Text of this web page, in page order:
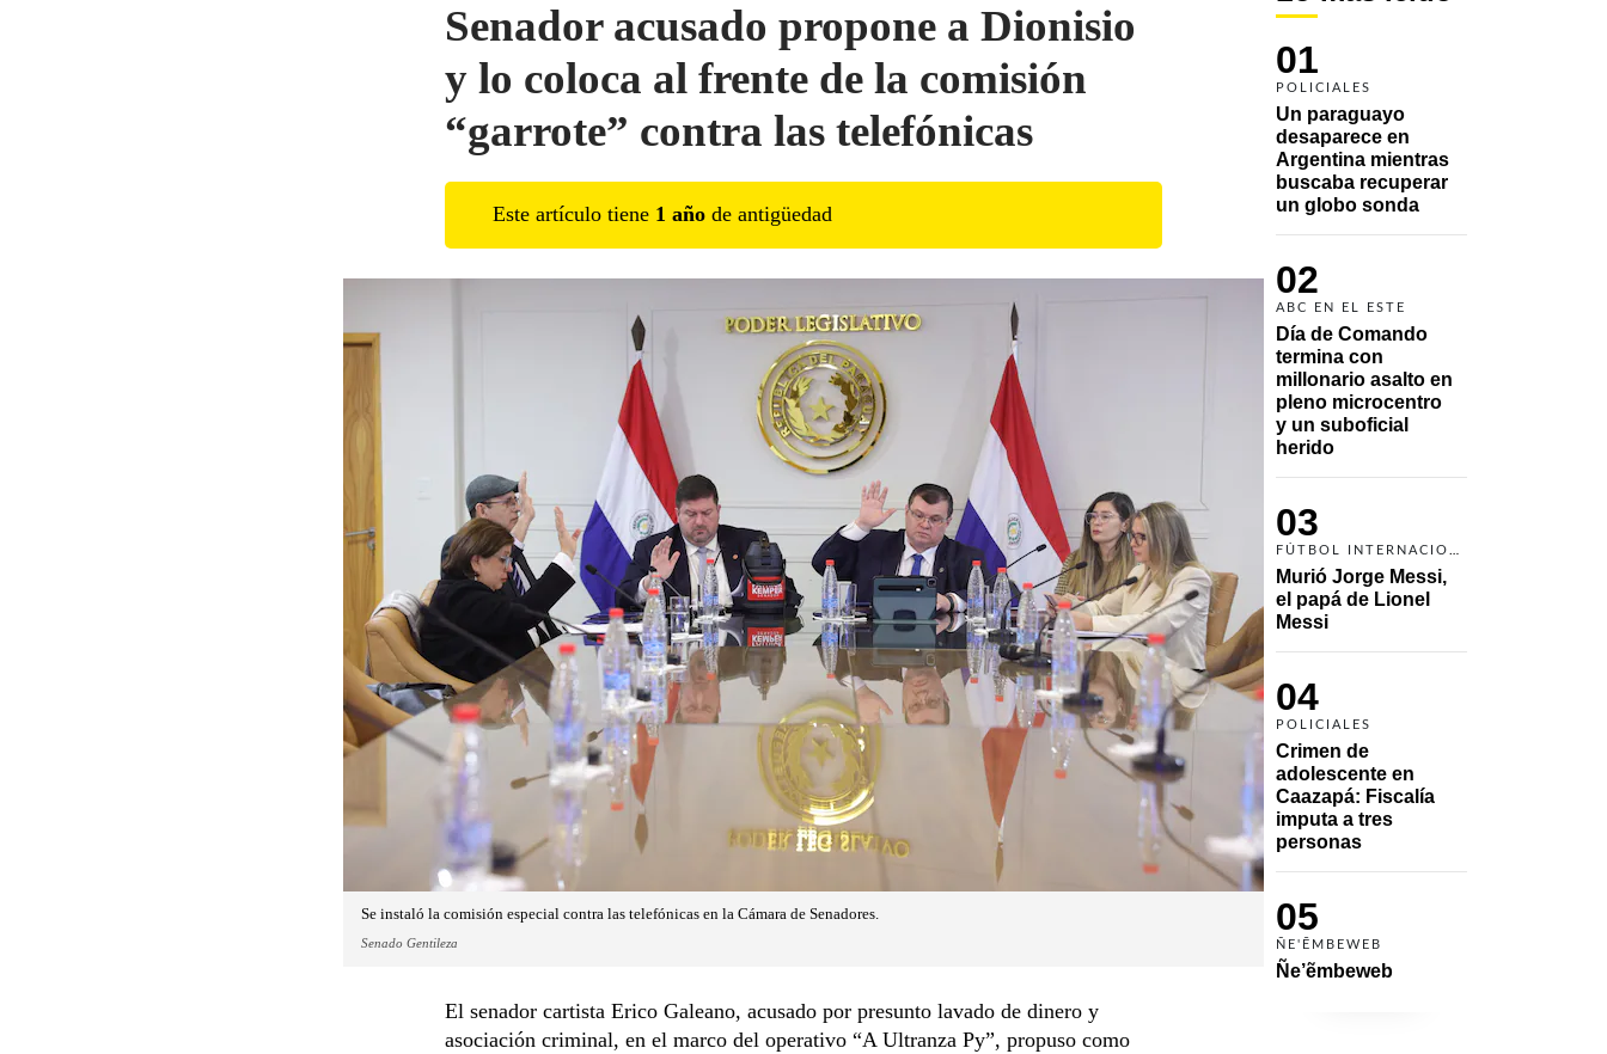
01
POLICIALES
Un paraguayo
desaparece en
Argentina mientras
buscaba recuperar
un globo sonda
02
ABC EN EL ESTE
Día de Comando
termina con
millonario asalto en
pleno microcentro
y un suboficial
herido
03
Murió Jorge Messi,
el papá de Lionel
Messi
04
POLICIALES
Crimen de
adolescente en
Caazapá: Fiscalía
imputa a tres
personas
05
ÑE'ẼMBEWEB
Ñe’ẽmbeweb
Senador acusado propone a Dionisio
y lo coloca al frente de la comisión
“garrote” contra las telefónicas
Este artículo tiene 1 año de antigüedad
Se instaló la comisión especial contra las telefónicas en la Cámara de Senadores.
Senado Gentileza
El senador cartista Erico Galeano, acusado por presunto lavado de dinero y
asociación criminal, en el marco del operativo “A Ultranza Py”, propuso como